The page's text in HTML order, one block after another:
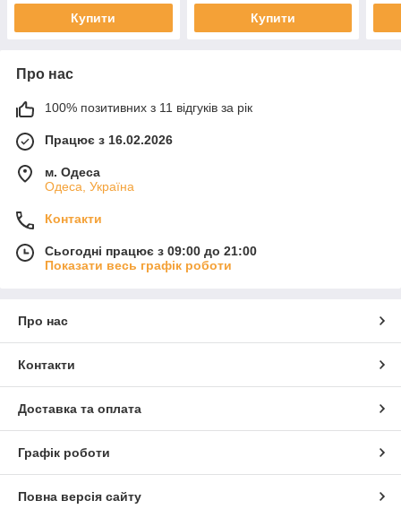
Купити Купити
Про нас
100% позитивних з 11 відгуків за рік
Працює з 16.02.2026
м. Одеса
Одеса, Україна
Контакти
Сьогодні працює з 09:00 до 21:00
Показати весь графік роботи
Про нас
Контакти
Доставка та оплата
Графік роботи
Повна версія сайту